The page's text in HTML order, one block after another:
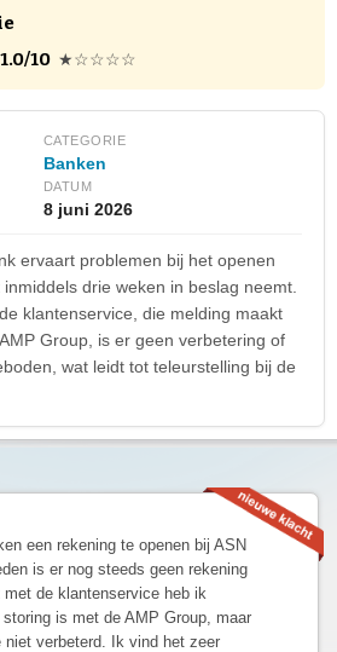
1.0/10 ★☆☆☆☆
CATEGORIE
Banken
DATUM
8 juni 2026
ervaart problemen bij het openen
drie weken in beslag neemt.
klantenservice, die melding maakt
Group, is er geen verbetering of
wat leidt tot teleurstelling bij de
een rekening te openen bij ASN
is er nog steeds geen rekening
de klantenservice heb ik
is met de AMP Group, maar
verbeterd. Ik vind het zeer